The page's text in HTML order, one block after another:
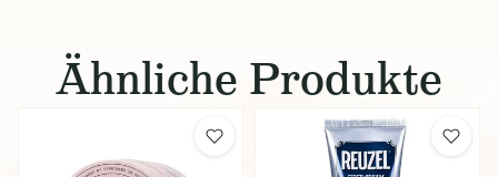
Ähnliche Produkte